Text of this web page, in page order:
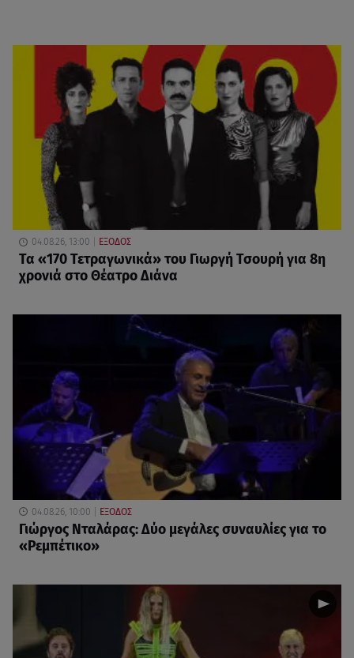
04.08.26, 13:00 ΕΞΟΔΟΣ
Τα «170 Τετραγωνικά» του Γιωργή Τσουρή για 8η
χρονιά στο Θέατρο Διάνα
04.08.26, 10:00 ΕΞΟΔΟΣ
Γιώργος Νταλάρας: Δύο μεγάλες συναυλίες για το
«Ρεμπέτικο»